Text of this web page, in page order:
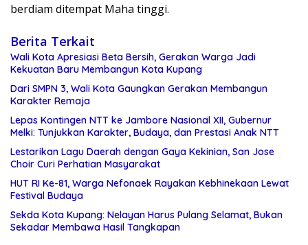
berdiam ditempat Maha tinggi.
Berita Terkait
Wali Kota Apresiasi Beta Bersih, Gerakan Warga Jadi
Kekuatan Baru Membangun Kota Kupang
Dari SMPN 3, Wali Kota Gaungkan Gerakan Membangun
Karakter Remaja
Lepas Kontingen NTT ke Jambore Nasional XII, Gubernur
Melki: Tunjukkan Karakter, Budaya, dan Prestasi Anak NTT
Lestarikan Lagu Daerah dengan Gaya Kekinian, San Jose
Choir Curi Perhatian Masyarakat
HUT RI Ke-81, Warga Nefonaek Rayakan Kebhinekaan Lewat
Festival Budaya
Sekda Kota Kupang: Nelayan Harus Pulang Selamat, Bukan
Sekadar Membawa Hasil Tangkapan